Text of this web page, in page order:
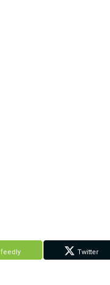
feedly Twitter